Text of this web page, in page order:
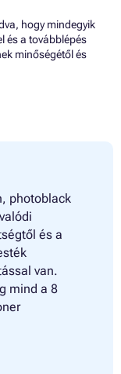
hogy mindegyik
és a továbblépés
minőségétől és
photoblack
és a
van.
mind a 8